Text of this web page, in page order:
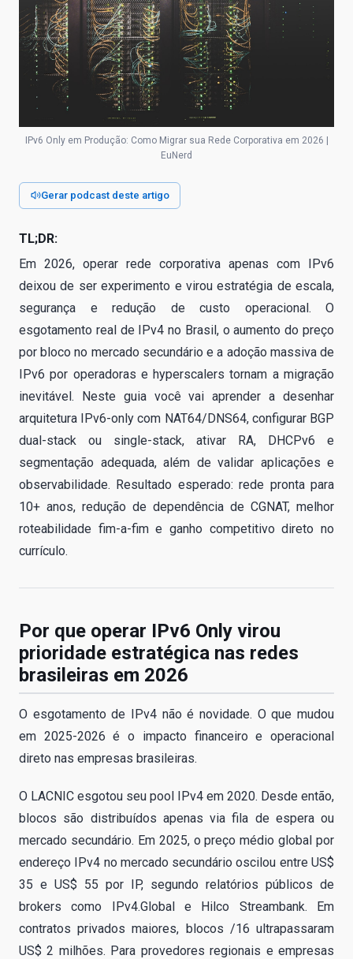
IPv6 Only em Produção: Como Migrar sua Rede Corporativa em 2026 |
EuNerd
Gerar podcast deste artigo
TL;DR:
Em 2026, operar rede corporativa apenas com IPv6
deixou de ser experimento e virou estratégia de escala,
segurança e redução de custo operacional. O
esgotamento real de IPv4 no Brasil, o aumento do preço
por bloco no mercado secundário e a adoção massiva de
IPv6 por operadoras e hyperscalers tornam a migração
inevitável. Neste guia você vai aprender a desenhar
arquitetura IPv6-only com NAT64/DNS64, configurar BGP
dual-stack ou single-stack, ativar RA, DHCPv6 e
segmentação adequada, além de validar aplicações e
observabilidade. Resultado esperado: rede pronta para
10+ anos, redução de dependência de CGNAT, melhor
roteabilidade fim-a-fim e ganho competitivo direto no
currículo.
Por que operar IPv6 Only virou
prioridade estratégica nas redes
brasileiras em 2026
O esgotamento de IPv4 não é novidade. O que mudou
em 2025-2026 é o impacto financeiro e operacional
direto nas empresas brasileiras.
O LACNIC esgotou seu pool IPv4 em 2020. Desde então,
blocos são distribuídos apenas via fila de espera ou
mercado secundário. Em 2025, o preço médio global por
endereço IPv4 no mercado secundário oscilou entre US$
35 e US$ 55 por IP, segundo relatórios públicos de
brokers como IPv4.Global e Hilco Streambank. Em
contratos privados maiores, blocos /16 ultrapassaram
US$ 2 milhões. Para provedores regionais e empresas